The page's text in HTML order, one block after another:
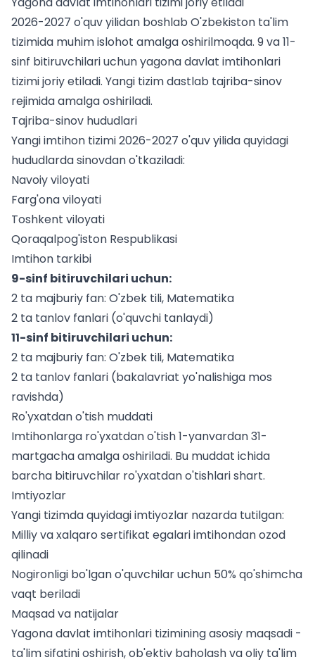
2026-2027 o'quv yilidan boshlab O'zbekiston ta'lim
tizimida muhim islohot amalga oshirilmoqda. 9 va 11-
sinf bitiruvchilari uchun yagona davlat imtihonlari
tizimi joriy etiladi. Yangi tizim dastlab tajriba-sinov
rejimida amalga oshiriladi.
Tajriba-sinov hududlari
Yangi imtihon tizimi 2026-2027 o'quv yilida quyidagi
hududlarda sinovdan o'tkaziladi:
Navoiy viloyati
Farg'ona viloyati
Toshkent viloyati
Qoraqalpog'iston Respublikasi
Imtihon tarkibi
9-sinf bitiruvchilari uchun:
2 ta majburiy fan: O'zbek tili, Matematika
2 ta tanlov fanlari (o'quvchi tanlaydi)
11-sinf bitiruvchilari uchun:
2 ta majburiy fan: O'zbek tili, Matematika
2 ta tanlov fanlari (bakalavriat yo'nalishiga mos
ravishda)
Ro'yxatdan o'tish muddati
Imtihonlarga ro'yxatdan o'tish 1-yanvardan 31-
martgacha amalga oshiriladi. Bu muddat ichida
barcha bitiruvchilar ro'yxatdan o'tishlari shart.
Imtiyozlar
Yangi tizimda quyidagi imtiyozlar nazarda tutilgan:
Milliy va xalqaro sertifikat egalari imtihondan ozod
qilinadi
Nogironligi bo'lgan o'quvchilar uchun 50% qo'shimcha
vaqt beriladi
Maqsad va natijalar
Yagona davlat imtihonlari tizimining asosiy maqsadi -
ta'lim sifatini oshirish, ob'ektiv baholash va oliy ta'lim